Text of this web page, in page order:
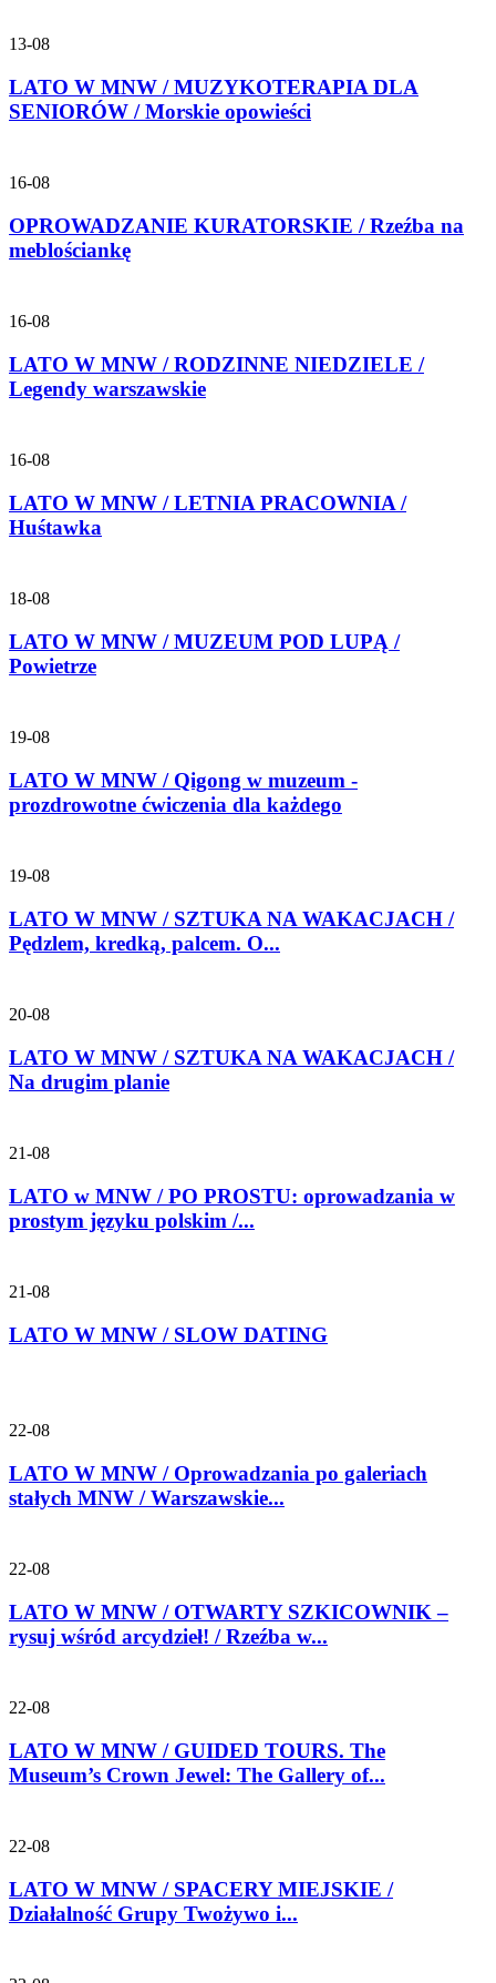
13-08
LATO W MNW / MUZYKOTERAPIA DLA
SENIORÓW / Morskie opowieści
16-08
OPROWADZANIE KURATORSKIE / Rzeźba na
meblościankę
16-08
LATO W MNW / RODZINNE NIEDZIELE /
Legendy warszawskie
16-08
LATO W MNW / LETNIA PRACOWNIA /
Huśtawka
18-08
LATO W MNW / MUZEUM POD LUPĄ /
Powietrze
19-08
LATO W MNW / Qigong w muzeum -
prozdrowotne ćwiczenia dla każdego
19-08
LATO W MNW / SZTUKA NA WAKACJACH /
Pędzlem, kredką, palcem. O...
20-08
LATO W MNW / SZTUKA NA WAKACJACH /
Na drugim planie
21-08
LATO w MNW / PO PROSTU: oprowadzania w
prostym języku polskim /...
21-08
LATO W MNW / SLOW DATING
22-08
LATO W MNW / Oprowadzania po galeriach
stałych MNW / Warszawskie...
22-08
LATO W MNW / OTWARTY SZKICOWNIK –
rysuj wśród arcydzieł! / Rzeźba w...
22-08
LATO W MNW / GUIDED TOURS. The
Museum’s Crown Jewel: The Gallery of...
22-08
LATO W MNW / SPACERY MIEJSKIE /
Działalność Grupy Twożywo i...